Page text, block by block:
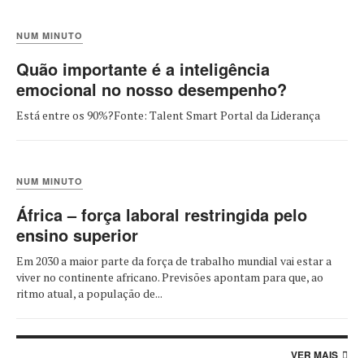
NUM MINUTO
Quão importante é a inteligência
emocional no nosso desempenho?
Está entre os 90%?Fonte: Talent Smart Portal da Liderança
NUM MINUTO
África – força laboral restringida pelo
ensino superior
Em 2030 a maior parte da força de trabalho mundial vai estar a
viver no continente africano. Previsões apontam para que, ao
ritmo atual, a população de...
VER MAIS